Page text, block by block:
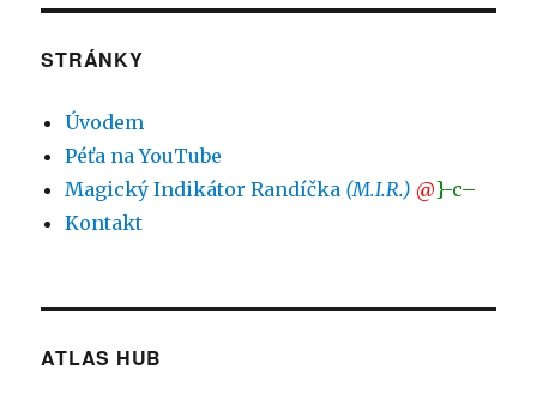
STRÁNKY
Úvodem
Péťa na YouTube
Magický Indikátor Randíčka (M.I.R.) @}-c–
Kontakt
ATLAS HUB